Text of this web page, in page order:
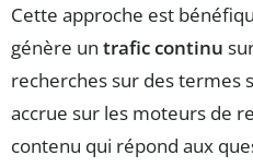
Cette approche est
génère un trafic continu
recherches sur des termes
accrue sur les moteurs de
contenu qui répond aux